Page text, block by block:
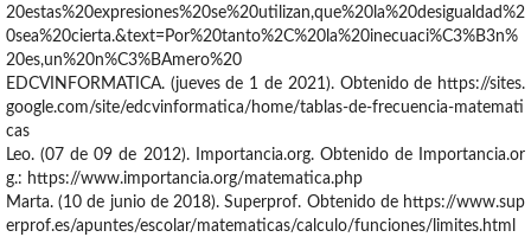
20estas%20expresiones%20se%20utilizan,que%20la%20desigualdad%2
0sea%20cierta.&text=Por%20tanto%2C%20la%20inecuaci%C3%B3n%
20es,un%20n%C3%BAmero%20
EDCVINFORMATICA. (jueves de 1 de 2021). Obtenido de https://sites.
google.com/site/edcvinformatica/home/tablas-de-frecuencia-matemati
cas
Leo. (07 de 09 de 2012). Importancia.org. Obtenido de Importancia.or
g.: https://www.importancia.org/matematica.php
Marta. (10 de junio de 2018). Superprof. Obtenido de https://www.sup
erprof.es/apuntes/escolar/matematicas/calculo/funciones/limites.html